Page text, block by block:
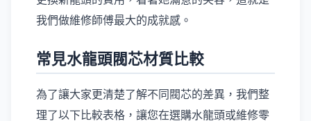
我們做維修師傅最大的成就感。
常見水龍頭閥芯材質比較
為了讓大家更清楚了解不同閥芯的差異，我們整
理了以下比較表格，讓您在選購水龍頭或維修零